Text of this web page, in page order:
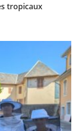
tropicaux